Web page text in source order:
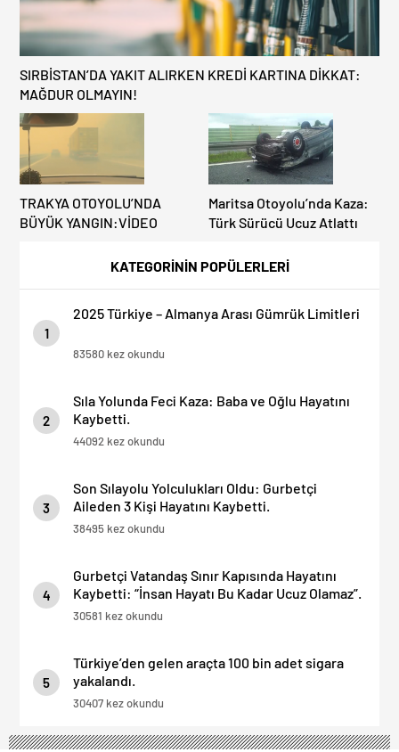
KATEGORİNİN POPÜLERLERİ
1
2025 Türkiye – Almanya Arası Gümrük Limitleri
83580 kez okundu
2
Sıla Yolunda Feci Kaza: Baba ve Oğlu Hayatını
Kaybetti.
44092 kez okundu
3
Son Sılayolu Yolculukları Oldu: Gurbetçi
Aileden 3 Kişi Hayatını Kaybetti.
38495 kez okundu
4
Gurbetçi Vatandaş Sınır Kapısında Hayatını
Kaybetti: “İnsan Hayatı Bu Kadar Ucuz Olamaz”.
30581 kez okundu
5
Türkiye’den gelen araçta 100 bin adet sigara
yakalandı.
30407 kez okundu
SIRBİSTAN’DA YAKIT ALIRKEN KREDİ KARTINA DİKKAT:
MAĞDUR OLMAYIN!
TRAKYA OTOYOLU’NDA
BÜYÜK YANGIN:VİDEO
Maritsa Otoyolu’nda Kaza:
Türk Sürücü Ucuz Atlattı